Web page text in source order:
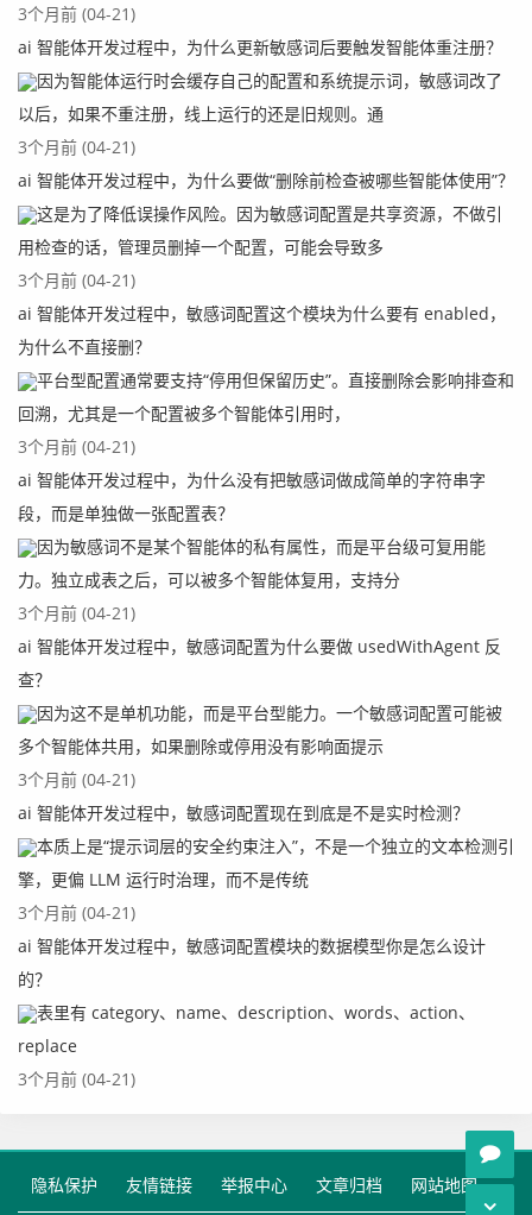
3个月前 (04-21)
ai 智能体开发过程中，为什么更新敏感词后要触发智能体重注册？
因为智能体运行时会缓存自己的配置和系统提示词，敏感词改了
以后，如果不重注册，线上运行的还是旧规则。通
3个月前 (04-21)
ai 智能体开发过程中，为什么要做“删除前检查被哪些智能体使用”？
这是为了降低误操作风险。因为敏感词配置是共享资源，不做引
用检查的话，管理员删掉一个配置，可能会导致多
3个月前 (04-21)
ai 智能体开发过程中，敏感词配置这个模块为什么要有 enabled，
为什么不直接删？
平台型配置通常要支持“停用但保留历史”。直接删除会影响排查和
回溯，尤其是一个配置被多个智能体引用时，
3个月前 (04-21)
ai 智能体开发过程中，为什么没有把敏感词做成简单的字符串字
段，而是单独做一张配置表？
因为敏感词不是某个智能体的私有属性，而是平台级可复用能
力。独立成表之后，可以被多个智能体复用，支持分
3个月前 (04-21)
ai 智能体开发过程中，敏感词配置为什么要做 usedWithAgent 反
查？
因为这不是单机功能，而是平台型能力。一个敏感词配置可能被
多个智能体共用，如果删除或停用没有影响面提示
3个月前 (04-21)
ai 智能体开发过程中，敏感词配置现在到底是不是实时检测？
本质上是“提示词层的安全约束注入”，不是一个独立的文本检测引
擎，更偏 LLM 运行时治理，而不是传统
3个月前 (04-21)
ai 智能体开发过程中，敏感词配置模块的数据模型你是怎么设计
的？
表里有 category、name、description、words、action、
replace
3个月前 (04-21)
隐私保护 友情链接 举报中心 文章归档 网站地图